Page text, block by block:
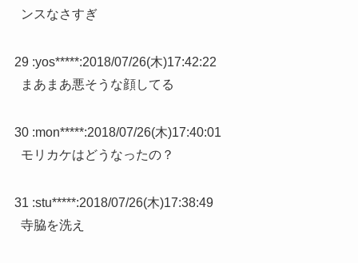
ンスなさすぎ
29 :yos*****:2018/07/26(木)17:42:22
まあまあ悪そうな顔してる
30 :mon*****:2018/07/26(木)17:40:01
モリカケはどうなったの？
31 :stu*****:2018/07/26(木)17:38:49
寺脇を洗え